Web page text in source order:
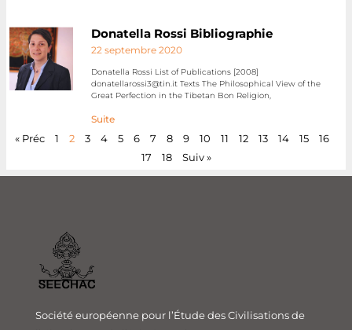
Donatella Rossi Bibliographie
22 septembre 2020
Donatella Rossi List of Publications [2008]
donatellarossi3@tin.it Texts The Philosophical View of the
Great Perfection in the Tibetan Bon Religion,
Suite
« Préc 1 2 3 4 5 6 7 8 9 10 11 12 13 14 15
16
17
18 Suiv »
Société européenne pour l’Étude des Civilisations de